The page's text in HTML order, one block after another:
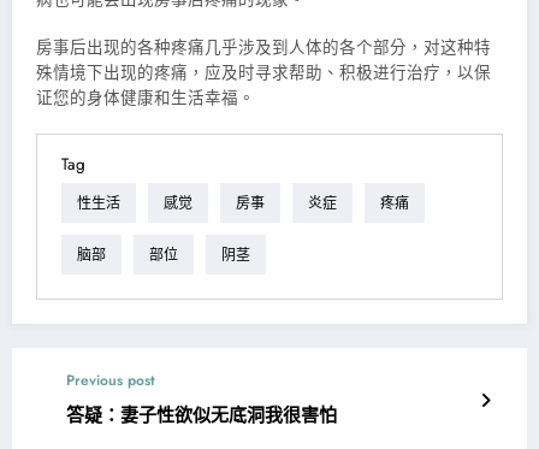
房事后出现的各种疼痛几乎涉及到人体的各个部分，对这种特
殊情境下出现的疼痛，应及时寻求帮助、积极进行治疗，以保
证您的身体健康和生活幸福。
Tag
性生活 感觉 房事 炎症 疼痛
脑部 部位 阴茎
Previous post
答疑：妻子性欲似无底洞我很害怕